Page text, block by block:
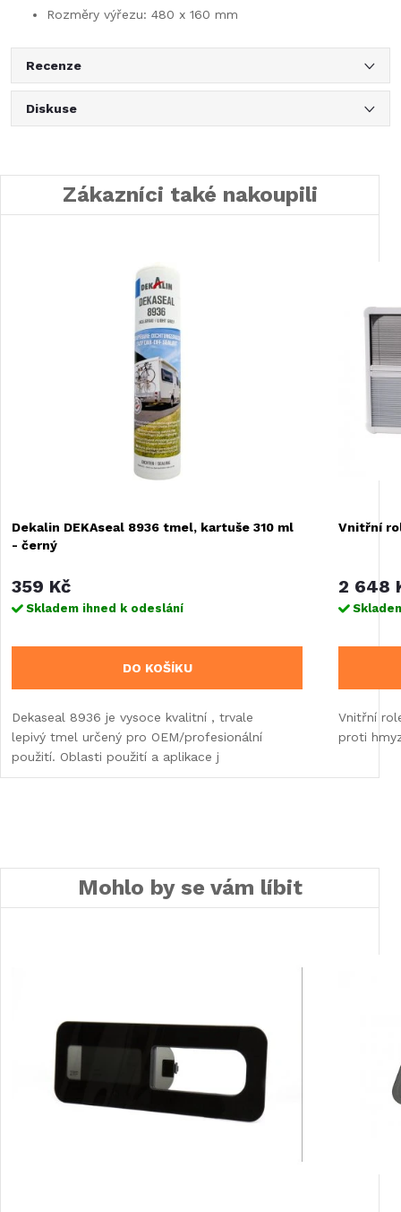
Rozměry výřezu: 480 x 160 mm
Recenze
Diskuse
Zákazníci také nakoupili
Dekalin DEKAseal 8936 tmel, kartuše 310 ml
- černý
359 Kč
Skladem ihned k odeslání
DO KOŠÍKU
Dekaseal 8936 je vysoce kvalitní , trvale
lepivý tmel určený pro OEM/profesionální
použití. Oblasti použití a aplikace j
Vnitřní
2 648
Vnitřní
proti
Mohlo by se vám líbit